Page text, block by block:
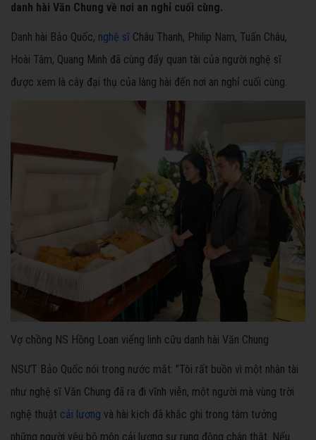
danh hài Văn Chung về nơi an nghỉ cuối cùng.
Danh hài Bảo Quốc, nghệ sĩ Châu Thanh, Philip Nam, Tuấn Châu,
Hoài Tâm, Quang Minh đã cùng đẩy quan tài của người nghệ sĩ
được xem là cây đại thụ của làng hài đến nơi an nghỉ cuối cùng.
Vợ chồng NS Hồng Loan viếng linh cữu danh hài Văn Chung
NSƯT Bảo Quốc nói trong nước mắt: "Tôi rất buồn vì một nhân tài
như nghệ sĩ Văn Chung đã ra đi vĩnh viễn, một người mà vùng trời
nghệ thuật cải lương và hài kịch đã khắc ghi trong tâm tưởng
những người yêu bộ môn cải lương sự rung động chân thật. Nếu